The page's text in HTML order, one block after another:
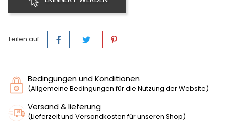
Teilen auf :
Bedingungen und Konditionen
(Allgemeine Bedingungen für die Nutzung der Website)
Versand & lieferung
(Lieferzeit und Versandkosten für unseren Shop)